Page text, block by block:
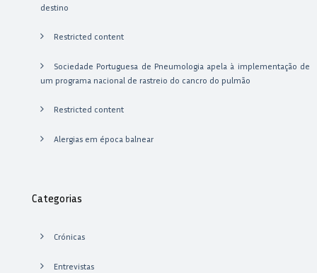
destino
Restricted content
Sociedade Portuguesa de Pneumologia apela à implementação de
um programa nacional de rastreio do cancro do pulmão
Restricted content
Alergias em época balnear
Categorias
Crónicas
Entrevistas